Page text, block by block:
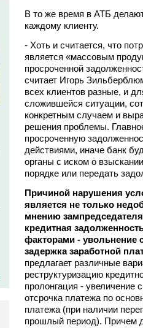
В то же время в АТБ
каждому клиенту.
- Хоть и считается, что
является «массовым
просроченной
считает Игорь
всех клиентов разные, и
сложившейся ситуации,
конкретным случаем и
решения проблемы.
просроченную
действиями, иначе банк
органы с иском о
порядке или передать
Причиной нарушения
является не только
мнению
кредитная
факторами - увольнение
задержка заработной
предлагает различные
реструктуризацию
пролонгация - увеличение
отсрочка платежа по
платежа (при наличии
прошлый период). Причем